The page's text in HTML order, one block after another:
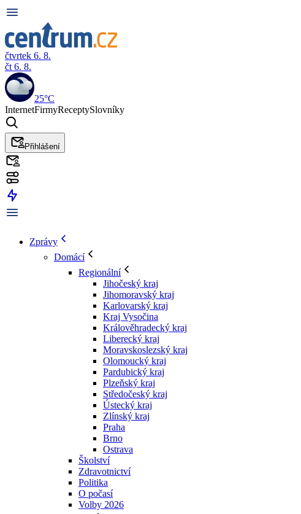
čtvrtek 6. 8.
čt 6. 8.
25°C
InternetFirmyReceptySlovníky
Přihlášení
Zprávy
Domácí
Regionální
Jihočeský kraj
Jihomoravský kraj
Karlovarský kraj
Kraj Vysočina
Králověhradecký kraj
Liberecký kraj
Moravskoslezský kraj
Olomoucký kraj
Pardubický kraj
Plzeňský kraj
Středočeský kraj
Ústecký kraj
Zlínský kraj
Praha
Brno
Ostrava
Školství
Zdravotnictví
Politika
O počasí
Volby 2026